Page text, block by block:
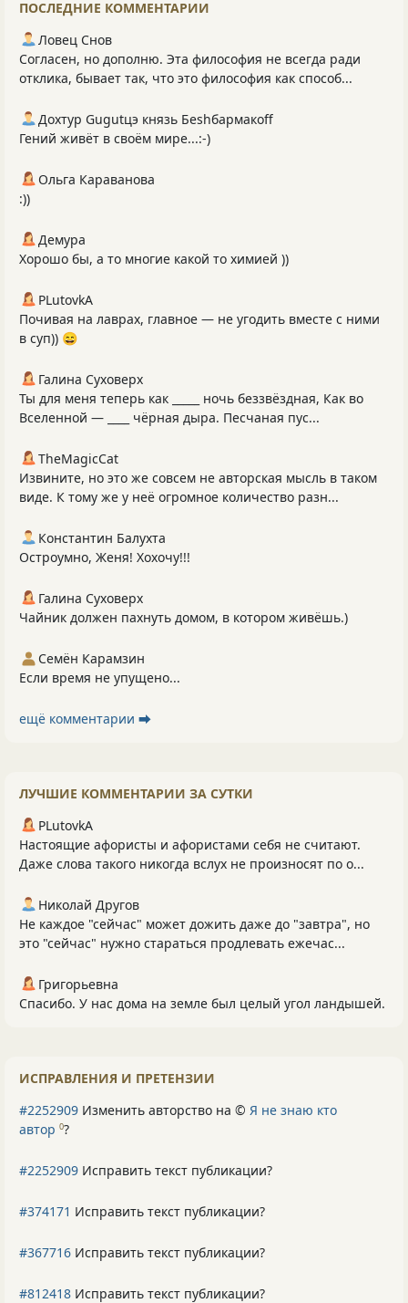
ПОСЛЕДНИЕ КОММЕНТАРИИ
Ловец Снов
Согласен, но дополню. Эта философия не всегда ради
отклика, бывает так, что это философия как способ...
Дохтур Gugutцэ князь Беshбармакоff
Гений живёт в своём мире...:-)
Ольга Караванова
:))
Демура
Хорошо бы, а то многие какой то химией ))
PLutоvkА
Почивая на лаврах, главное — не угодить вместе с ними
в суп)) 😄
Галина Суховерх
Ты для меня теперь как _____ ночь беззвёздная, Как во
Вселенной — ____ чёрная дыра. Песчаная пус...
TheMagicCat
Извините, но это же совсем не авторская мысль в таком
виде. К тому же у неё огромное количество разн...
Константин Балухта
Остроумно, Женя! Хохочу!!!
Галина Суховерх
Чайник должен пахнуть домом, в котором живёшь.)
Семён Карамзин
Если время не упущено...
ещё комментарии ⮕
ЛУЧШИЕ КОММЕНТАРИИ ЗА СУТКИ
PLutоvkА
Настоящие афористы и афористами себя не считают.
Даже слова такого никогда вслух не произносят по о...
Николай Другов
Не каждое "сейчас" может дожить даже до "завтра", но
это "сейчас" нужно стараться продлевать ежечас...
Григорьевна
Спасибо. У нас дома на земле был целый угол ландышей.
ИСПРАВЛЕНИЯ И ПРЕТЕНЗИИ
#2252909 Изменить авторство на © Я не знаю кто
автор 0?
#2252909 Исправить текст публикации?
#374171 Исправить текст публикации?
#367716 Исправить текст публикации?
#812418 Исправить текст публикации?